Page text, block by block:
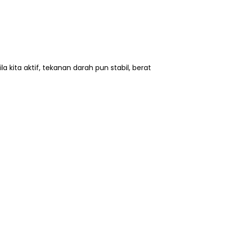
kita aktif, tekanan darah pun stabil, berat